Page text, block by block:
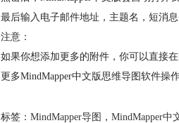
最后输入电子邮件地址，主题名，短消息
注意：
如果你想添加更多的附件，你可以直接
更多MindMapper中文版思维导图软件操
标签： MindMapper导图 ， MindMapper中